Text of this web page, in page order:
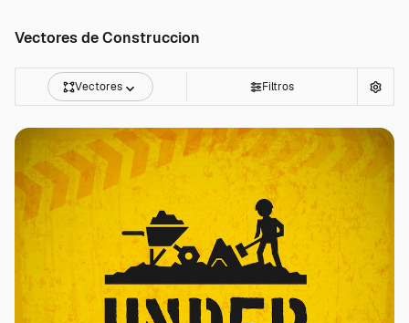
Vectores de Construccion
Vectores Filtros